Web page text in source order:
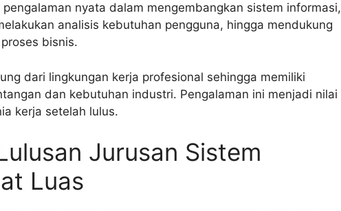
nyata dalam mengembangkan sistem informasi,
analisis kebutuhan pengguna, hingga mendukung
bisnis.
dari lingkungan kerja profesional sehingga memiliki
dan kebutuhan industri. Pengalaman ini menjadi nilai
kerja setelah lulus.
Jurusan Sistem
Luas